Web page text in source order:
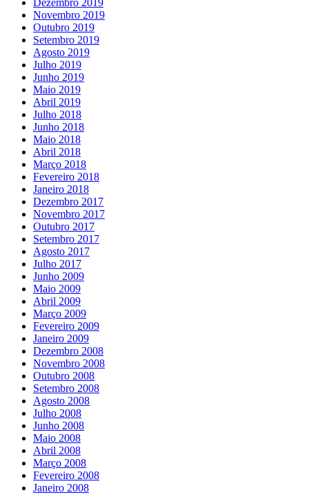
Novembro 2019
Outubro 2019
Setembro 2019
Agosto 2019
Julho 2019
Junho 2019
Maio 2019
Abril 2019
Julho 2018
Junho 2018
Maio 2018
Abril 2018
Março 2018
Fevereiro 2018
Janeiro 2018
Dezembro 2017
Novembro 2017
Outubro 2017
Setembro 2017
Agosto 2017
Julho 2017
Junho 2009
Maio 2009
Abril 2009
Março 2009
Fevereiro 2009
Janeiro 2009
Dezembro 2008
Novembro 2008
Outubro 2008
Setembro 2008
Agosto 2008
Julho 2008
Junho 2008
Maio 2008
Abril 2008
Março 2008
Fevereiro 2008
Janeiro 2008